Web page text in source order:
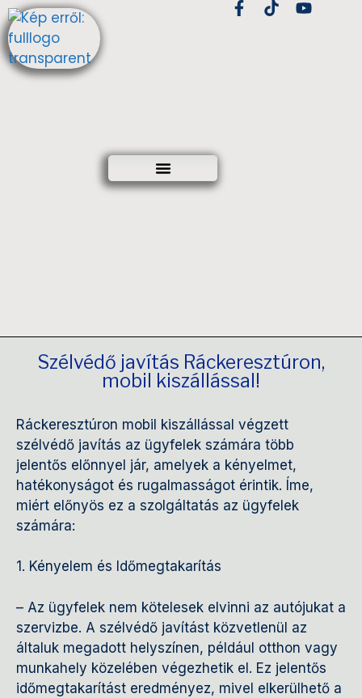
Szélvédő javítás Ráckeresztúron,
mobil kiszállással!
Ráckeresztúron mobil kiszállással végzett
szélvédő javítás az ügyfelek számára több
jelentős előnnyel jár, amelyek a kényelmet,
hatékonyságot és rugalmasságot érintik. Íme,
miért előnyös ez a szolgáltatás az ügyfelek
számára:
1. Kényelem és Időmegtakarítás
– Az ügyfelek nem kötelesek elvinni az autójukat a
szervizbe. A szélvédő javítást közvetlenül az
általuk megadott helyszínen, például otthon vagy
munkahely közelében végezhetik el. Ez jelentős
időmegtakarítást eredményez, mivel elkerülhető a